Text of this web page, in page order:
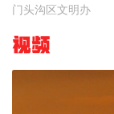
门头沟区文明办
视频